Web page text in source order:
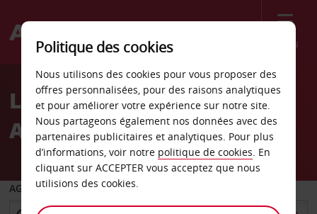
Menu
Welcome
AvisLocation de voiture
Aéroport de Manquehue
AGENCE DE DÉPART
Politique des cookies
Nous utilisons des cookies pour vous proposer des
offres personnalisées, pour des raisons analytiques
et pour améliorer votre expérience sur notre site.
Nous partageons également nos données avec des
partenaires publicitaires et analytiques. Pour plus
d’informations, voir notre politique de cookies. En
cliquant sur ACCEPTER vous acceptez que nous
utilisions des cookies.